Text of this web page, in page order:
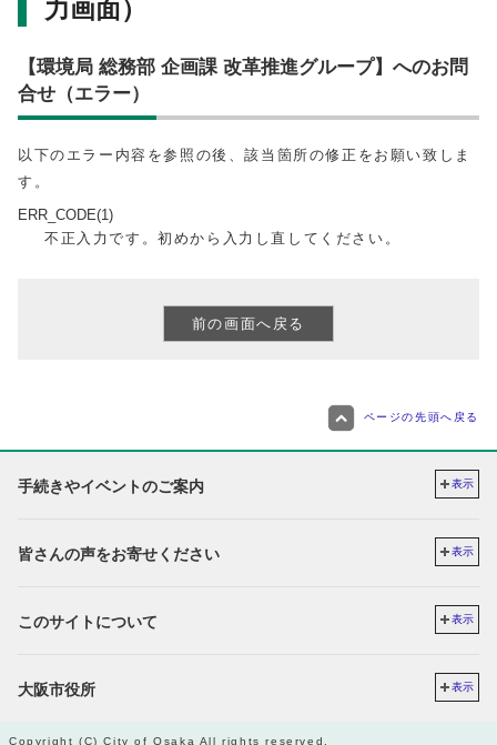
力画面）
【環境局 総務部 企画課 改革推進グループ】へのお問
合せ（エラー）
以下のエラー内容を参照の後、該当箇所の修正をお願い致しま
す。
ERR_CODE(1)
不正入力です。初めから入力し直してください。
ページの先頭へ戻る
手続きやイベントのご案内 表示
皆さんの声をお寄せください 表示
このサイトについて 表示
大阪市役所 表示
Copyright (C) City of Osaka All rights reserved.